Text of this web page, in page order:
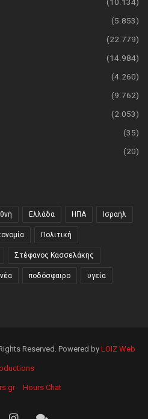
(10.134)
(5.853)
(22.779)
(14.984)
(4.260)
(9.762)
(2.053)
(35)
(20)
Ελλάδα ΗΠΑ Ισραήλ
Πολιτική
Στέφανος Κασσελάκης
νέα ποδόσφαιρο υγεία
Reserved. Powered by LOIZ Web
Hours Chat